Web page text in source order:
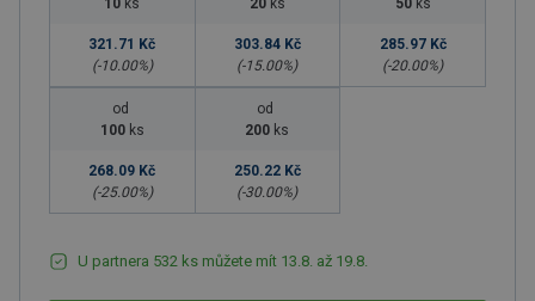
10 ks
321.71 Kč
(-10.00%)
20 ks
303.84 Kč
(-15.00%)
50 ks
285.97 Kč
(-20.00%)
od
100 ks
268.09 Kč
(-25.00%)
od
200 ks
250.22 Kč
(-30.00%)
U partnera 532 ks můžete mít 13.8. až 19.8.